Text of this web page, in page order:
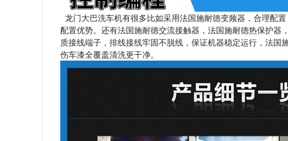
龙门大巴洗车机有很多比如采用法国施耐德变频器，合理配
配置优势。还有法国施耐德交流接触器，法国施耐德热保护
质接线端子，排线接线牢固不脱线，保证机器稳定运行，法
伤车漆全覆盖清洗更干净。